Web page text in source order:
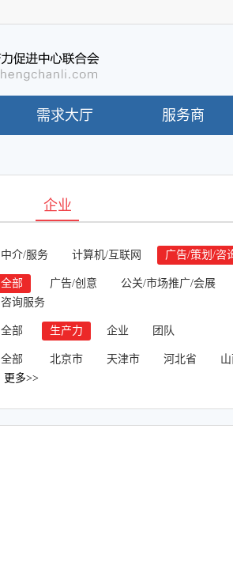
需求大厅 服务商
企业
中介/服务 计算机/互联网 广告/策划/咨
全部 广告/创意
公关/市场推广/会展
咨询服务
全部 生产力 企业 团队
全部 北京市 天津市 河北省
更多>>